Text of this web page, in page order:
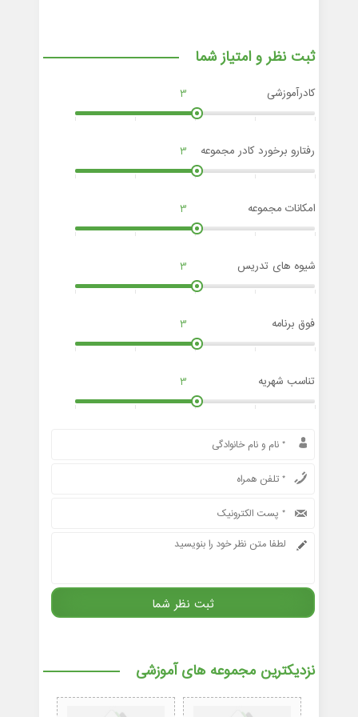
ثبت نظر و امتیاز شما
کادرآموزشی 3
رفتارو برخورد کادر مجموعه 3
امکانات مجموعه 3
شیوه های تدریس 3
فوق برنامه 3
تناسب شهریه 3
نزدیکترین مجموعه های آموزشی